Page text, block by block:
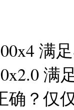
满
确？仅